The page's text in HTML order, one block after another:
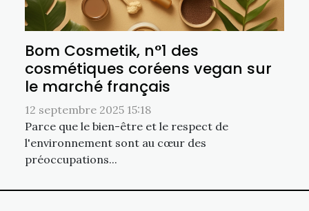
Bom Cosmetik, n°1 des
cosmétiques coréens vegan sur
le marché français
12 septembre 2025 15:18
Parce que le bien-être et le respect de
l'environnement sont au cœur des
préoccupations...